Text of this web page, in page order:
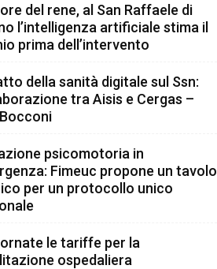
del rene, al San Raffaele di
l’intelligenza artificiale stima il
prima dell’intervento
della sanità digitale sul Ssn:
tra Aisis e Cergas –
psicomotoria in
Fimeuc propone un tavolo
per un protocollo unico
le tariffe per la
ospedaliera